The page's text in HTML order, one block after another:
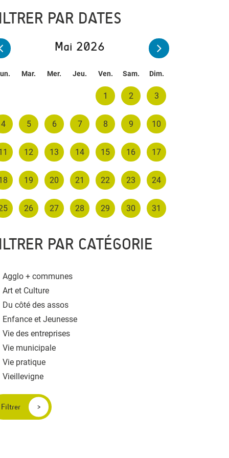
PAR DATES
Mai 2026
Mar. Mer. Jeu. Ven. Sam. Dim.
1 2 3
4 5 6 7 8 9 10
12 13 14 15 16 17
19 20 21 22 23 24
26 27 28 29 30 31
PAR CATÉGORIE
Agglo + communes
Art et Culture
Du côté des assos
Enfance et Jeunesse
Vie des entreprises
Vie municipale
Vie pratique
Vieillevigne
Filtrer